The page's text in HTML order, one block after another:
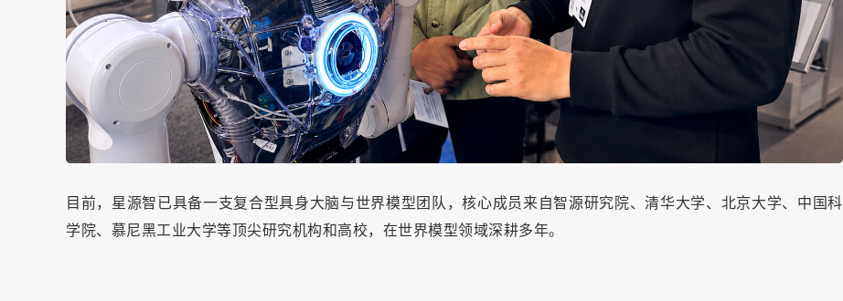
目前，星源智已具备一支复合型具身大脑与世界模型团队，核心成员来自智源研究院、清华大学、北京大学、中国科
学院、慕尼黑工业大学等顶尖研究机构和高校，在世界模型领域深耕多年。